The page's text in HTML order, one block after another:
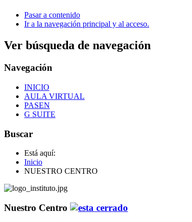
Pasar a contenido
Ir a la navegación principal y al acceso.
Ver búsqueda de navegación
Navegación
INICIO
AULA VIRTUAL
PASEN
G SUITE
Buscar
Está aquí:
Inicio
NUESTRO CENTRO
Nuestro Centro